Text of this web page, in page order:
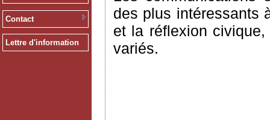
Contact
Lettre d'information
des plus intéressants
et la réflexion
variés.